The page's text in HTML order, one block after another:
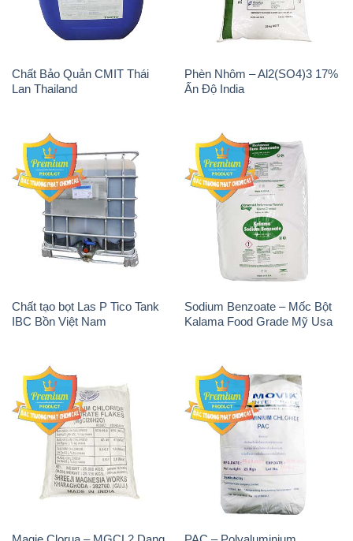
Chất tạo bọt Las P Tico Tank
IBC Bồn Việt Nam
Sodium Benzoate – Mốc Bột
Kalama Food Grade Mỹ Usa
Magie Clorua – MGCL2 Dạng
Vảy Shreeji Magnesia Works
Ấn Độ India
PAC – Polyaluminium
Chloride 31% Thái Lan
Thailand